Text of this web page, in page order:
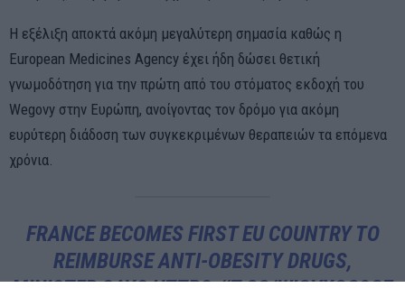
Η εξέλιξη αποκτά ακόμη μεγαλύτερη σημασία καθώς η
European Medicines Agency έχει ήδη δώσει θετική
γνωμοδότηση για την πρώτη από του στόματος εκδοχή του
Wegovy στην Ευρώπη, ανοίγοντας τον δρόμο για ακόμη
ευρύτερη διάδοση των συγκεκριμένων θεραπειών τα επόμενα
χρόνια.
FRANCE BECOMES FIRST EU COUNTRY TO
REIMBURSE ANTI-OBESITY DRUGS,